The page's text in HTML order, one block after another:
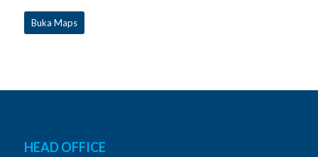
Buka Maps
HEAD OFFICE